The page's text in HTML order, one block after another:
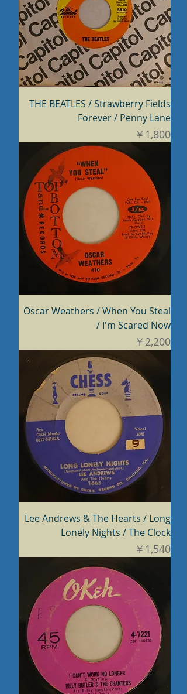
THE BEATLES / Strawberry Fields
Forever / Penny Lane
価格
￥1,800
Oscar Weathers / When You Steal
/ I'm Scared Now
価格
￥2,200
Lee Andrews & The Hearts / Long
Lonely Nights / The Clock
価格
￥1,540